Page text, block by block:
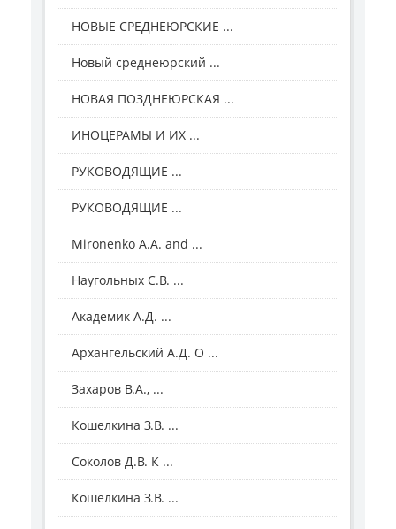
НОВЫЕ СРЕДНЕЮРСКИЕ ...
Новый среднеюрский ...
НОВАЯ ПОЗДНЕЮРСКАЯ ...
ИНОЦЕРАМЫ И ИХ ...
РУКОВОДЯЩИЕ ...
РУКОВОДЯЩИЕ ...
Mironenko A.A. and ...
Наугольных С.В. ...
Академик А.Д. ...
Архангельский А.Д. О ...
Захаров В.А., ...
Кошелкина З.В. ...
Соколов Д.В. К ...
Кошелкина З.В. ...